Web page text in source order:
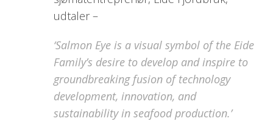
udtaler –
‘Salmon Eye is a visual symbol of the Eide
Family’s desire to develop and inspire to
groundbreaking fusion of technology
development, innovation, and
sustainability in seafood production.’